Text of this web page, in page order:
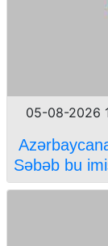
05-08-2026
Səbəb bu